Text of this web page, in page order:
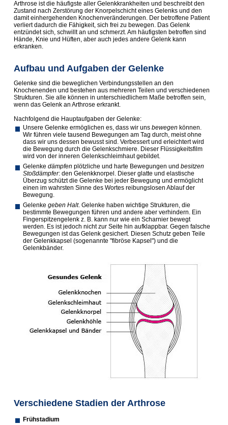
Arthrose ist die häufigste aller Gelenkkrankheiten und beschreibt den
Zustand nach Zerstörung der Knorpelschicht eines Gelenks und den
damit einhergehenden Knochenveränderungen. Der betroffene Patient
verliert dadurch die Fähigkeit, sich frei zu bewegen. Das Gelenk
entzündet sich, schwillt an und schmerzt. Am häufigsten betroffen sind
Hände, Knie und Hüften, aber auch jedes andere Gelenk kann
erkranken.
Aufbau und Aufgaben der Gelenke
Gelenke sind die beweglichen Verbindungsstellen an den
Knochenenden und bestehen aus mehreren Teilen und verschiedenen
Strukturen. Sie alle können in unterschiedlichem Maße betroffen sein,
wenn das Gelenk an Arthrose erkrankt.
Nachfolgend die Hauptaufgaben der Gelenke:
Unsere Gelenke ermöglichen es, dass wir uns bewegen können.
Wir führen viele tausend Bewegungen am Tag durch, meist ohne
dass wir uns dessen bewusst sind. Verbessert und erleichtert wird
die Bewegung durch die Gelenkschmiere. Dieser Flüssigkeitsfilm
wird von der inneren Gelenkschleimhaut gebildet.
Gelenke dämpfen plötzliche und harte Bewegungen und besitzen
Stoßdämpfer: den Gelenkknorpel. Dieser glatte und elastische
Überzug schützt die Gelenke bei jeder Bewegung und ermöglicht
einen im wah­rsten Sinne des Wortes reibungslosen Ablauf der
Bewegung.
Gelenke geben Halt. Gelenke haben wichtige Strukturen, die
bestimmte Bewegungen führen und andere aber verhindern. Ein
Fingerspitzengelenk z. B. kann nur wie ein Scharnier bewegt
werden. Es ist jedoch nicht zur Seite hin aufklappbar. Gegen falsche
Bewegungen ist das Gelenk gesichert. Diesen Schutz geben Teile
der Gelenkkapsel (sogenannte "fibröse Kapsel") und die
Gelenkbänder.
Verschiedene Stadien der Arthrose
Frühstadium